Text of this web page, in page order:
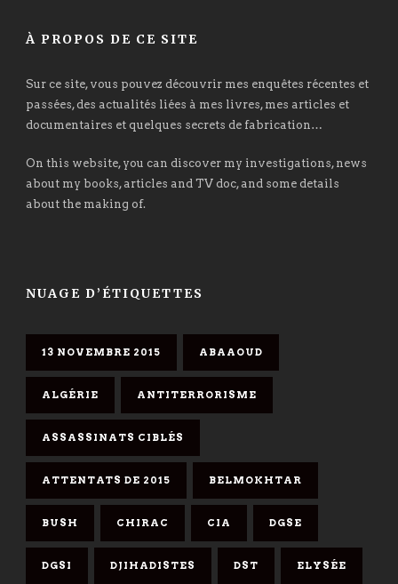
À PROPOS DE CE SITE
Sur ce site, vous pouvez découvrir mes enquêtes récentes et
passées, des actualités liées à mes livres, mes articles et
documentaires et quelques secrets de fabrication…
On this website, you can discover my investigations, news
about my books, articles and TV doc, and some details
about the making of.
NUAGE D’ÉTIQUETTES
13 NOVEMBRE 2015 ABAAOUD
ALGÉRIE ANTITERRORISME
ASSASSINATS CIBLÉS
ATTENTATS DE 2015 BELMOKHTAR
BUSH CHIRAC CIA DGSE
DGSI DJIHADISTES DST ELYSÉE